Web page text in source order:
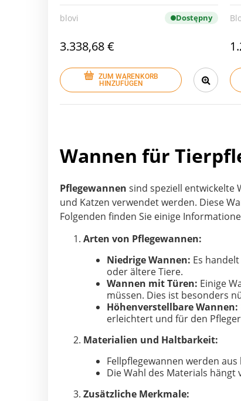
blovi Dostępny
3.338,68 €
ZUM WARENKORB
HINZUFÜGEN
Wannen für
Pflegewannen sind speziell entwickelte
und Katzen verwendet werden. Diese
Folgenden finden Sie einige
Arten von Pflegewannen:
Niedrige Wannen: Es
oder ältere Tiere.
Wannen mit Türen: Einige
müssen. Dies ist besonders
Höhenverstellbare Wannen:
erleichtert und für den
Materialien und Haltbarkeit:
Fellpflegewannen werden
Die Wahl des Materials
Zusätzliche Merkmale: